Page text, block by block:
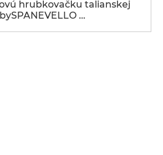
hrubkovačku talianskej
…